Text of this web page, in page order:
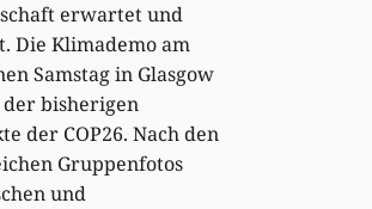
erwartet und
Die Klimademo am
Samstag in Glasgow
bisherigen
der COP26. Nach den
Gruppenfotos
und